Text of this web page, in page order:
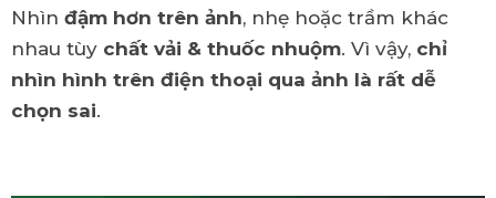
Nhìn đậm hơn trên ảnh, nhẹ hoặc trầm khác
nhau tùy chất vải & thuốc nhuộm. Vì vậy, chỉ
nhìn hình trên điện thoại qua ảnh là rất dễ
chọn sai.